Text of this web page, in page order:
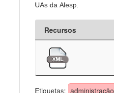
UAs da Alesp.
Recursos
Etiquetas: administração